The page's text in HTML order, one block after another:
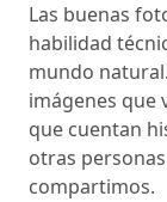
Las buenas
habilidad
mundo
imágenes que
que cuentan
otras
compartimos.